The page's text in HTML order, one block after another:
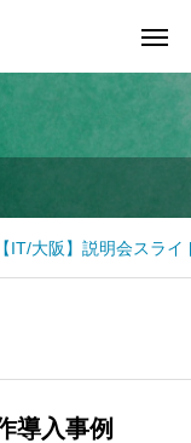
【IT/大阪】説明会スラ
導入事例